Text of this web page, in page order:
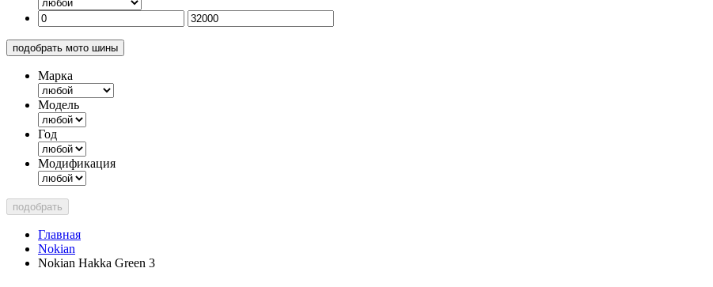
подобрать мото шины
Марка
Модель
Год
Модификация
подобрать
Главная
Nokian
Nokian Hakka Green 3